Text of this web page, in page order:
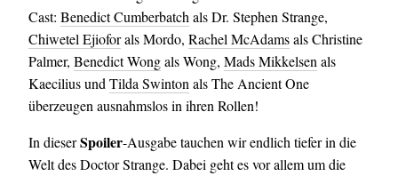
Cast: Benedict Cumberbatch als Dr. Stephen Strange,
Chiwetel Ejioforals Mordo, Rachel McAdamsals Christine
Palmer, Benedict Wongals Wong, Mads Mikkelsen als
Kaecilius und Tilda Swinton als The Ancient One
überzeugen ausnahmslos in ihren Rollen!
In dieserSpoiler-Ausgabe tauchen wir endlich tiefer in die
Welt des Doctor Strange. Dabei geht es vor allem um die